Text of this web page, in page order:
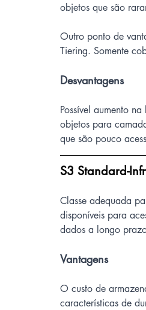
objetos que são
Outro ponto de
Tiering. Somente
Desvantagens
Possível aumento
objetos para
que são pouco
S3 Standard-
Classe adequada
disponíveis para
dados a longo
Vantagens
O custo de
características de